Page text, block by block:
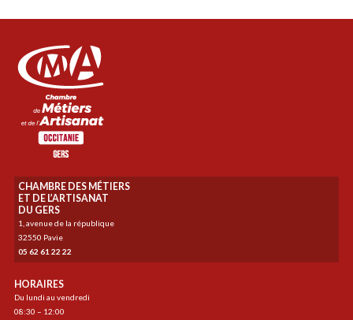
CHAMBRE DES MÉTIERS
ET DE L’ARTISANAT
DU GERS
1, avenue de la république
32550 Pavie
05 62 61 22 22
HORAIRES
Du lundi au vendredi
08:30 – 12:00